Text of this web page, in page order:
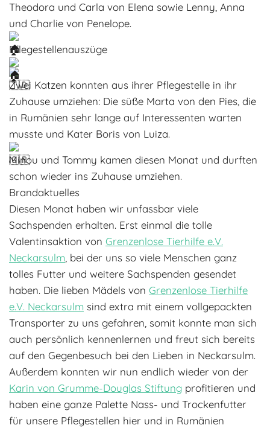
Theodora und Carla von Elena sowie Lenny, Anna
und Charlie von Penelope.
Pflegestellenauszüge
Zwei Katzen konnten aus ihrer Pflegestelle in ihr
Zuhause umziehen: Die süße Marta von den Pies, die
in Rumänien sehr lange auf Interessenten warten
musste und Kater Boris von Luiza.
Minou und Tommy kamen diesen Monat und durften
schon wieder ins Zuhause umziehen.
Brandaktuelles
Diesen Monat haben wir unfassbar viele
Sachspenden erhalten. Erst einmal die tolle
Valentinsaktion von Grenzenlose Tierhilfe e.V.
Neckarsulm, bei der uns so viele Menschen ganz
tolles Futter und weitere Sachspenden gesendet
haben. Die lieben Mädels von Grenzenlose Tierhilfe
e.V. Neckarsulm sind extra mit einem vollgepackten
Transporter zu uns gefahren, somit konnte man sich
auch persönlich kennenlernen und freut sich bereits
auf den Gegenbesuch bei den Lieben in Neckarsulm.
Außerdem konnten wir nun endlich wieder von der
Karin von Grumme-Douglas Stiftung profitieren und
haben eine ganze Palette Nass- und Trockenfutter
für unsere Pflegestellen hier und in Rumänien